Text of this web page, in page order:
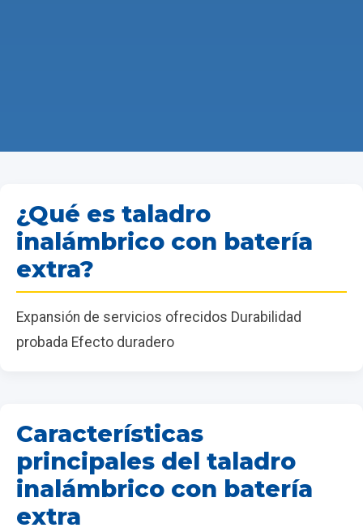
¿Qué es taladro
inalámbrico con batería
extra?
Expansión de servicios ofrecidos Durabilidad
probada Efecto duradero
Características
principales del taladro
inalámbrico con batería
extra